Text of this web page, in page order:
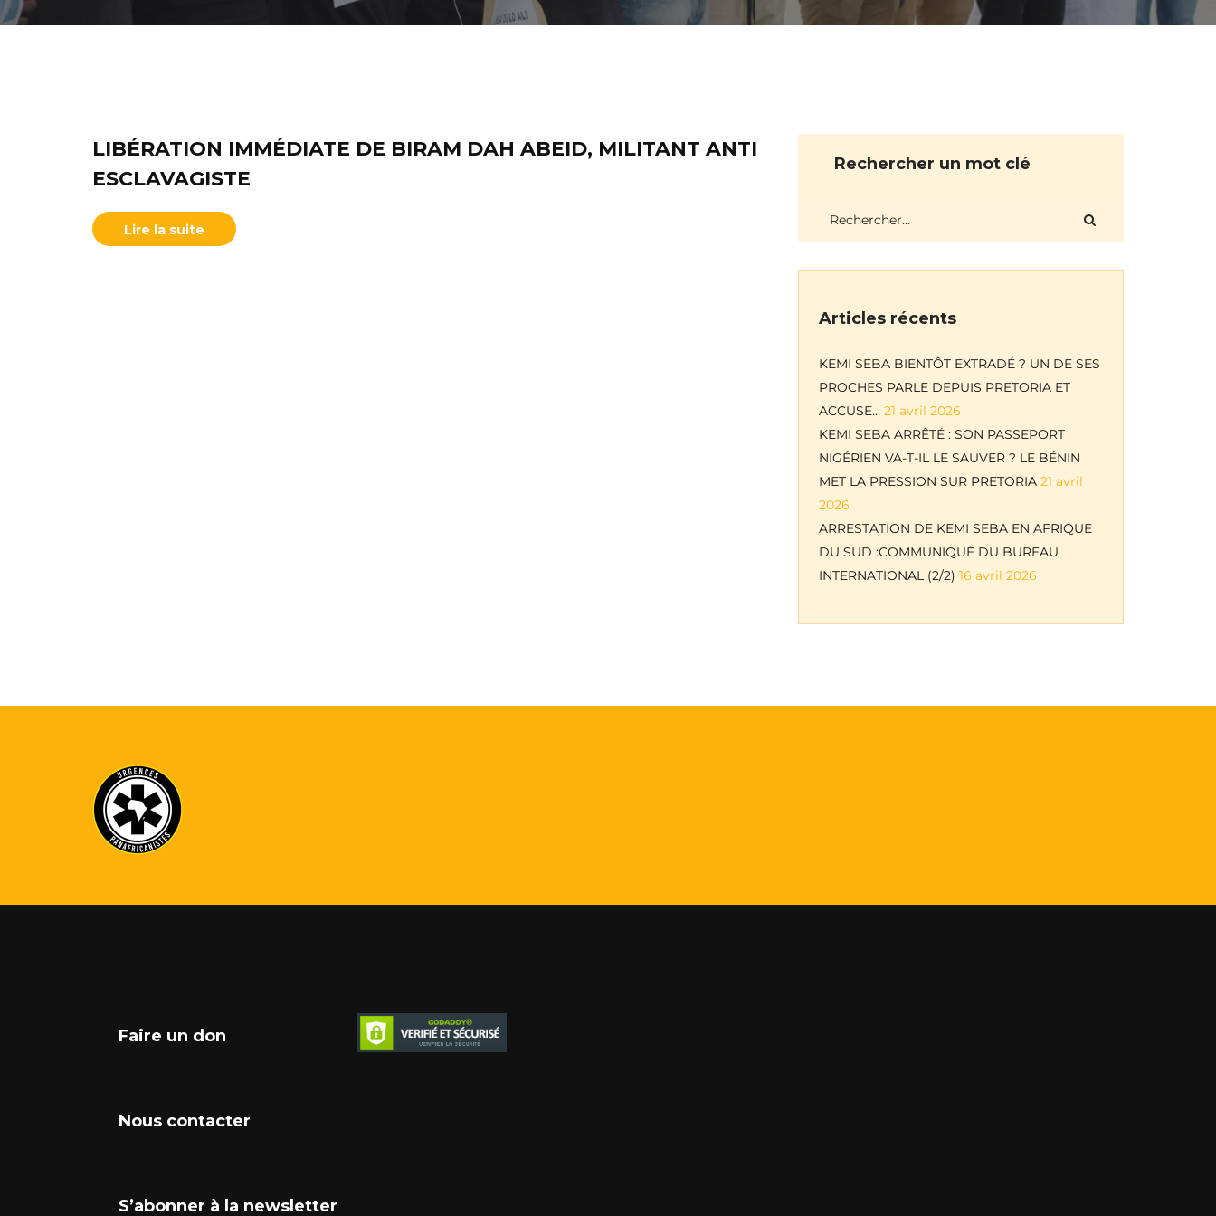
LIBÉRATION IMMÉDIATE DE BIRAM DAH ABEID, MILITANT ANTI
ESCLAVAGISTE
Lire la suite
Rechercher un mot clé
Articles récents
KEMI SEBA BIENTÔT EXTRADÉ ? UN DE SES
PROCHES PARLE DEPUIS PRETORIA ET
ACCUSE… 21 avril 2026
KEMI SEBA ARRÊTÉ : SON PASSEPORT
NIGÉRIEN VA-T-IL LE SAUVER ? LE BÉNIN
MET LA PRESSION SUR PRETORIA 21 avril
2026
ARRESTATION DE KEMI SEBA EN AFRIQUE
DU SUD :COMMUNIQUÉ DU BUREAU
INTERNATIONAL (2/2) 16 avril 2026
Faire un don
Nous contacter
S’abonner à la newsletter